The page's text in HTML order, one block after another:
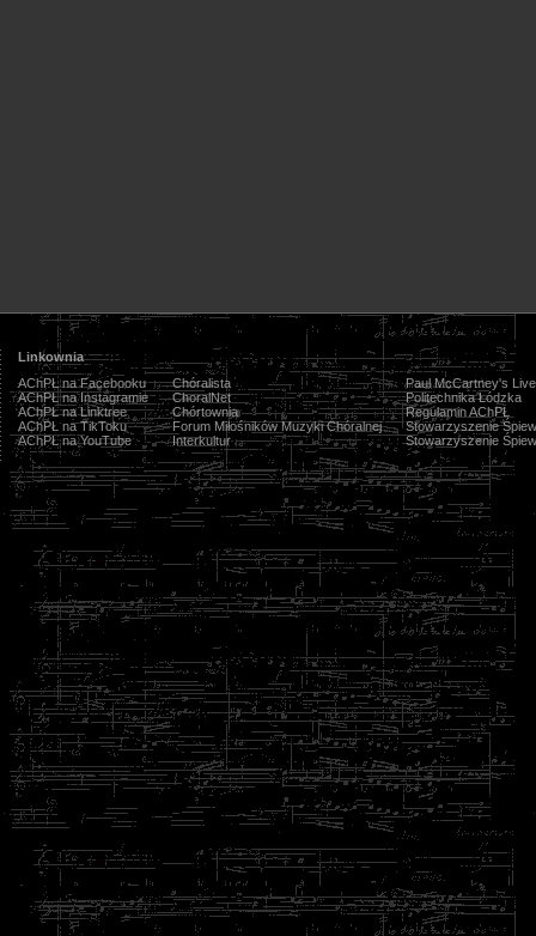
Linkownia
AChPŁ na Facebooku
AChPŁ na Instagramie
AChPŁ na Linktree
AChPŁ na TikToku
AChPŁ na YouTube
Chóralista
ChoralNet
Chórtownia
Forum Miłośników Muzyki Chóralnej
Interkultur
Paul McCartney's
Politechnika Łódzka
Regulamin AChPŁ
Stowarzyszenie
Stowarzyszenie